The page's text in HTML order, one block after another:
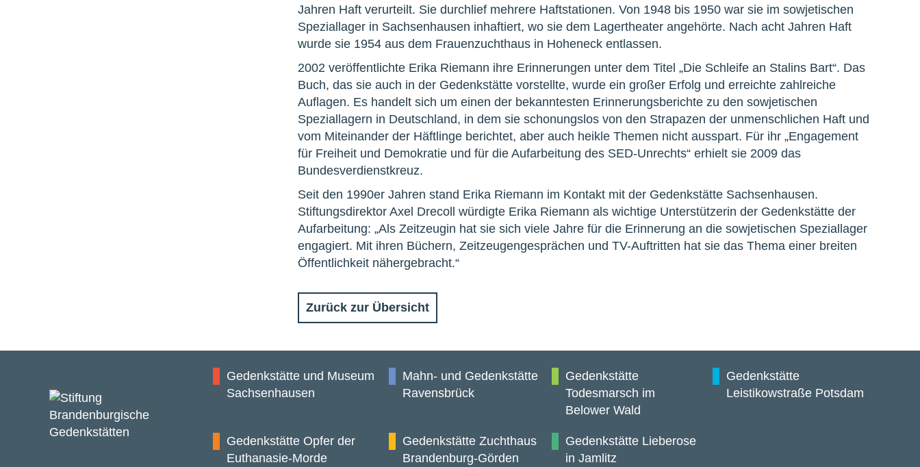
Jahren Haft verurteilt. Sie durchlief mehrere Haftstationen. Von 1948 bis 1950 war sie im sowjetischen
Speziallager in Sachsenhausen inhaftiert, wo sie dem Lagertheater angehörte. Nach acht Jahren Haft
wurde sie 1954 aus dem Frauenzuchthaus in Hoheneck entlassen.
2002 veröffentlichte Erika Riemann ihre Erinnerungen unter dem Titel „Die Schleife an Stalins Bart“. Das
Buch, das sie auch in der Gedenkstätte vorstellte, wurde ein großer Erfolg und erreichte zahlreiche
Auflagen. Es handelt sich um einen der bekanntesten Erinnerungsberichte zu den sowjetischen
Speziallagern in Deutschland, in dem sie schonungslos von den Strapazen der unmenschlichen Haft und
vom Miteinander der Häftlinge berichtet, aber auch heikle Themen nicht ausspart. Für ihr „Engagement
für Freiheit und Demokratie und für die Aufarbeitung des SED-Unrechts“ erhielt sie 2009 das
Bundesverdienstkreuz.
Seit den 1990er Jahren stand Erika Riemann im Kontakt mit der Gedenkstätte Sachsenhausen.
Stiftungsdirektor Axel Drecoll würdigte Erika Riemann als wichtige Unterstützerin der Gedenkstätte der
Aufarbeitung: „Als Zeitzeugin hat sie sich viele Jahre für die Erinnerung an die sowjetischen Speziallager
engagiert. Mit ihren Büchern, Zeitzeugengesprächen und TV-Auftritten hat sie das Thema einer breiten
Öffentlichkeit nähergebracht.“
Zurück zur Übersicht
Gedenkstätte und Museum
Sachsenhausen
Mahn- und Gedenkstätte
Ravensbrück
Gedenkstätte
Todesmarsch im
Belower Wald
Gedenkstätte
Leistikowstraße Potsdam
Gedenkstätte Opfer der
Euthanasie-Morde
Gedenkstätte Zuchthaus
Brandenburg-Görden
Gedenkstätte Lieberose
in Jamlitz